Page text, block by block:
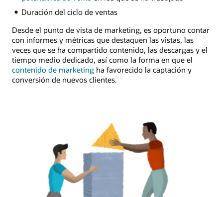
Duración del ciclo de ventas
Desde el punto de vista de marketing, es oportuno contar
con informes y métricas que destaquen las vistas, las
veces que se ha compartido contenido, las descargas y el
tiempo medio dedicado, así como la forma en que el
contenido de marketing ha favorecido la captación y
conversión de nuevos clientes.